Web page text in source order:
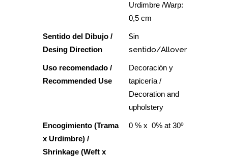
Urdimbre /Warp:
0,5 cm
Sentido del Dibujo /
Desing Direction
Sin
sentido/Allover
Uso recomendado /
Recommended Use
Decoración y
tapicería /
Decoration and
upholstery
Encogimiento (Trama
x Urdimbre) /
Shrinkage (Weft x
0 % x 0% at 30º